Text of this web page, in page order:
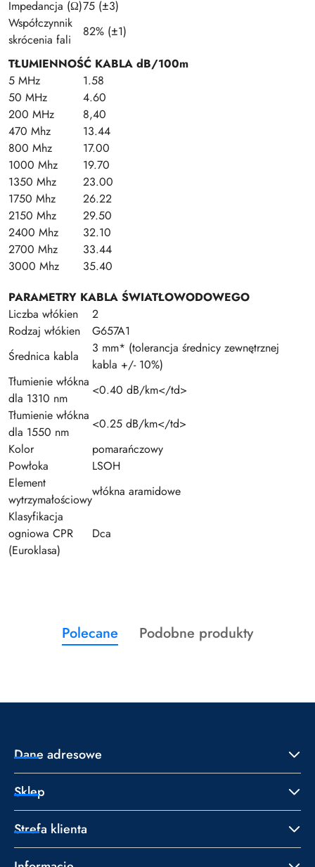
Impedancja (Ω)75 (±3)
Współczynnik
skrócenia fali
82% (±1)
TŁUMIENNOŚĆ KABLA dB/100m
5 MHz
1.58
50 MHz
4.60
200 MHz
8,40
470 Mhz
13.44
800 Mhz
17.00
1000 Mhz
19.70
1350 Mhz
23.00
1750 Mhz
26.22
2150 Mhz
29.50
2400 Mhz
32.10
2700 Mhz
33.44
3000 Mhz
35.40
PARAMETRY KABLA ŚWIATŁOWODOWEGO
Liczba włókien
2
Rodzaj włókien
G657A1
Średnica kabla
3 mm* (tolerancja średnicy zewnętrznej
kabla +/- 10%)
Tłumienie włókna
dla 1310 nm
<0.40 dB/km</td>
Tłumienie włókna
dla 1550 nm
<0.25 dB/km</td>
Kolor
pomarańczowy
Powłoka
LSOH
Element
wytrzymałościowy
włókna aramidowe
Klasyfikacja
ogniowa CPR
(Euroklasa)
Dca
Pomiń karuzelę produktów
Produkty
o
Polecane
Produkty
Podobne produkty
Dane adresowe
Sklep
Strefa klienta